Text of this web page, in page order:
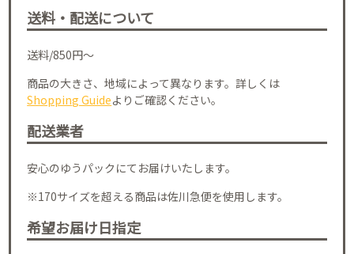
送料・配送について
送料/850円～
商品の大きさ、地域によって異なります。詳しくは
Shopping Guideよりご確認ください。
配送業者
安心のゆうパックにてお届けいたします。
※170サイズを超える商品は佐川急便を使用します。
希望お届け日指定